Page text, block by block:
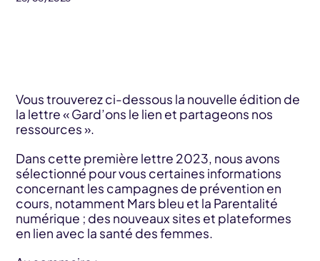
Vous trouverez ci-dessous la nouvelle édition de
la lettre « Gard’ons le lien et partageons nos
ressources ».
Dans cette première lettre 2023, nous avons
sélectionné pour vous certaines informations
concernant les campagnes de prévention en
cours, notamment Mars bleu et la Parentalité
numérique ; des nouveaux sites et plateformes
en lien avec la santé des femmes.